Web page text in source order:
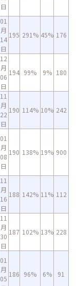
日
01
月
14
日
195 291% 45% 176
12
月
06
日
194 99% 9% 180
11
月
22
日
190 114% 10% 242
01
月
08
日
190 138% 19% 900
11
月
16
日
188 142% 11% 112
11
月
30
日
187 102% 13% 228
01
月
05
186 96% 6% 91